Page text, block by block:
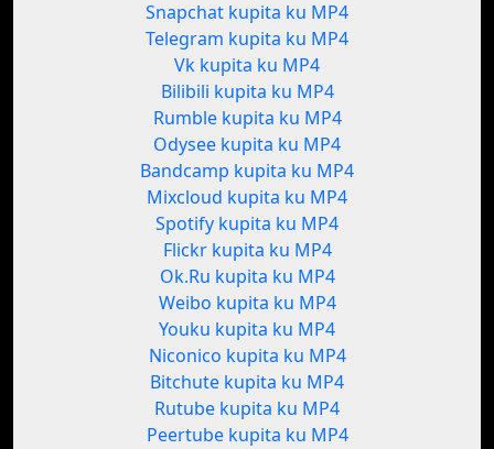
Snapchat kupita ku MP4
Telegram kupita ku MP4
Vk kupita ku MP4
Bilibili kupita ku MP4
Rumble kupita ku MP4
Odysee kupita ku MP4
Bandcamp kupita ku MP4
Mixcloud kupita ku MP4
Spotify kupita ku MP4
Flickr kupita ku MP4
Ok.Ru kupita ku MP4
Weibo kupita ku MP4
Youku kupita ku MP4
Niconico kupita ku MP4
Bitchute kupita ku MP4
Rutube kupita ku MP4
Peertube kupita ku MP4